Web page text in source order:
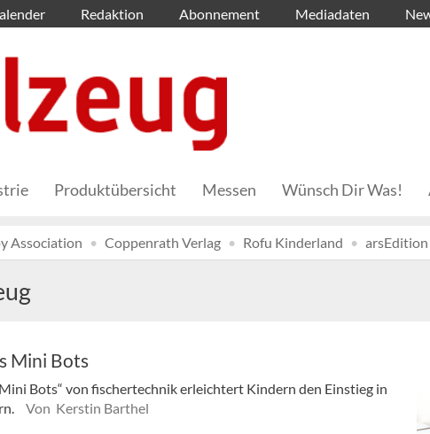
Redaktion Abonnement Mediadaten
Produktübersicht Messen Wünsch Dir Was!
Association Coppenrath Verlag Rofu Kinderland arsEdition
Mini Bots
Bots“ von fischertechnik erleichtert Kindern den Einstieg in
Von Kerstin Barthel